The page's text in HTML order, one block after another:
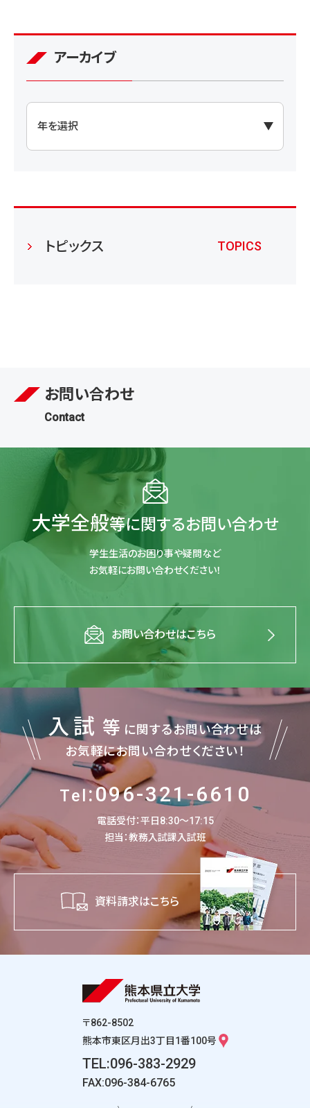
アーカイブ
トピックス TOPICS
お問い合わせ
Contact
大学全般等に関するお問い合わせ
学生生活のお困り事や疑問など
お気軽にお問い合わせください！
お問い合わせはこちら
入試 等 に関するお問い合わせは
お気軽にお問い合わせください！
Tel:096-321-6610
電話受付：平日8:30～17:15
担当：教務入試課入試班
資料請求はこちら
〒862-8502
熊本市東区月出3丁目1番100号
TEL:096-383-2929
FAX:096-384-6765